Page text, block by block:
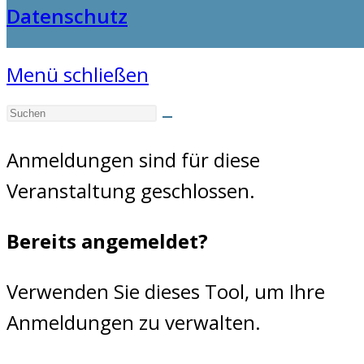
Datenschutz
Menü schließen
Anmeldungen sind für diese
Veranstaltung geschlossen.
Bereits angemeldet?
Verwenden Sie dieses Tool, um Ihre
Anmeldungen zu verwalten.